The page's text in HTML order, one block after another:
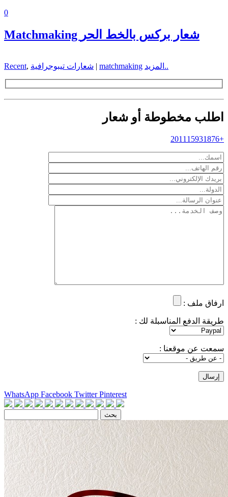
0
Matchmaking شعار بركس بالخط الحر
Recent, شعارات تيبوجرافية | matchmaking المزيد..
اطلب مخطوطة أو شعار
+201115931876
ارفاق ملف :
طريقة الدفع المناسبلة لك :
سمعت عن موقعنا :
WhatsApp Facebook TwitterPinterest